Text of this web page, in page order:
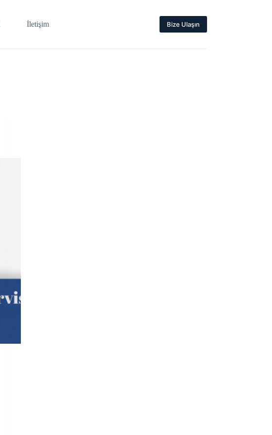
İletişim Bize Ulaşın